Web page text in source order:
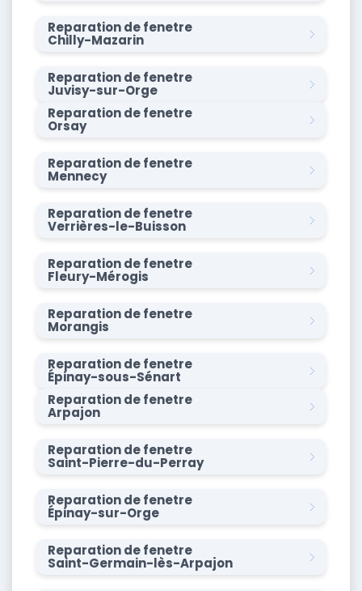
Reparation de fenetre
Chilly-Mazarin
Reparation de fenetre
Juvisy-sur-Orge
Reparation de fenetre
Orsay
Reparation de fenetre
Mennecy
Reparation de fenetre
Verrières-le-Buisson
Reparation de fenetre
Fleury-Mérogis
Reparation de fenetre
Morangis
Reparation de fenetre
Épinay-sous-Sénart
Reparation de fenetre
Arpajon
Reparation de fenetre
Saint-Pierre-du-Perray
Reparation de fenetre
Épinay-sur-Orge
Reparation de fenetre
Saint-Germain-lès-Arpajon